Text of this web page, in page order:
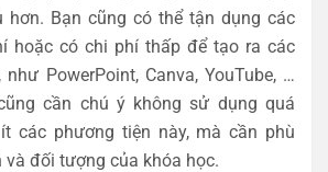
hơn. Bạn cũng có thể tận dụng các
hoặc có chi phí thấp để tạo ra các
PowerPoint, Canva, YouTube, …
cần chú ý không sử dụng quá
các phương tiện này, mà cần phù
và đối tượng của khóa học.